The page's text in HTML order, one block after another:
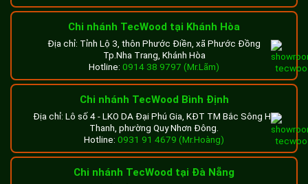
Chi nhánh TecWood tại Khánh Hòa
Địa chỉ: Tỉnh Lộ 3, thôn Phước Điền, xã Phước Đồng
Tp.Nha Trang, Khánh Hòa
Hotline: 0914 38 9797 (Mr.Lãm)
Chi nhánh TecWood Bình Định
Địa chỉ: Lô số 4 - LKO DA Đại Phú Gia, KĐT TM Bắc Sông Hà
Thanh, phường Quy Nhơn Đông.
Hotline: 0931 91 4679 (Mr.Hoàng)
Chi nhánh TecWood tại Đà Nẵng